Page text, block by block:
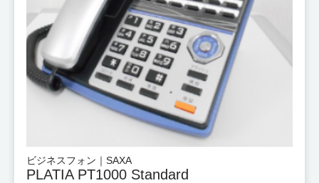
ビジネスフォン｜SAXA
PLATIA PT1000 Standard